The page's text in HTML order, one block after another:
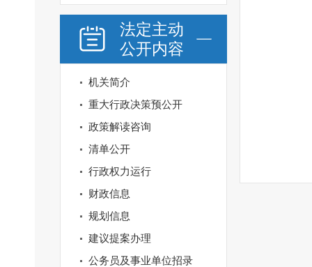
法定主动
公开内容
机关简介
重大行政决策预公开
政策解读咨询
清单公开
行政权力运行
财政信息
规划信息
建议提案办理
公务员及事业单位招录